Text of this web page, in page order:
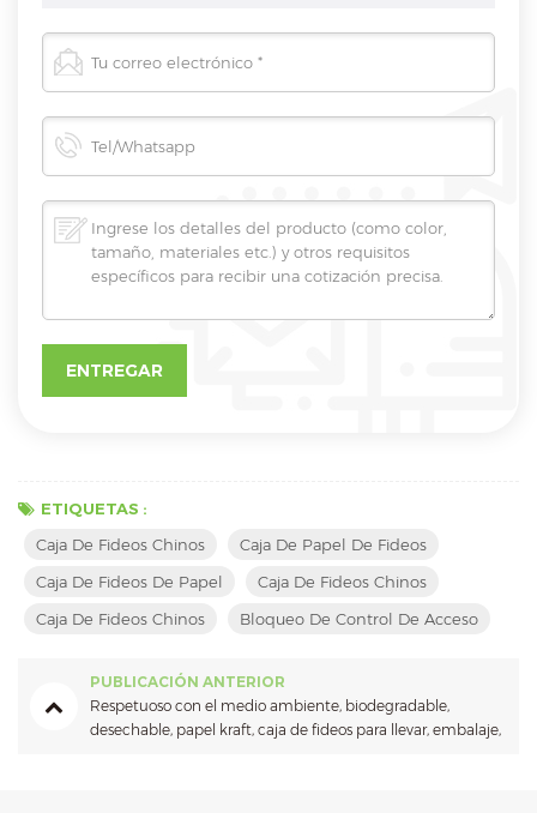
ETIQUETAS :
Caja De Fideos Chinos
Caja De Papel De Fideos
Caja De Fideos De Papel
Caja De Fideos Chinos
Caja De Fideos Chinos
Bloqueo De Control De Acceso
PUBLICACIÓN ANTERIOR
Respetuoso con el medio ambiente, biodegradable,
desechable, papel kraft, caja de fideos para llevar, embalaje,